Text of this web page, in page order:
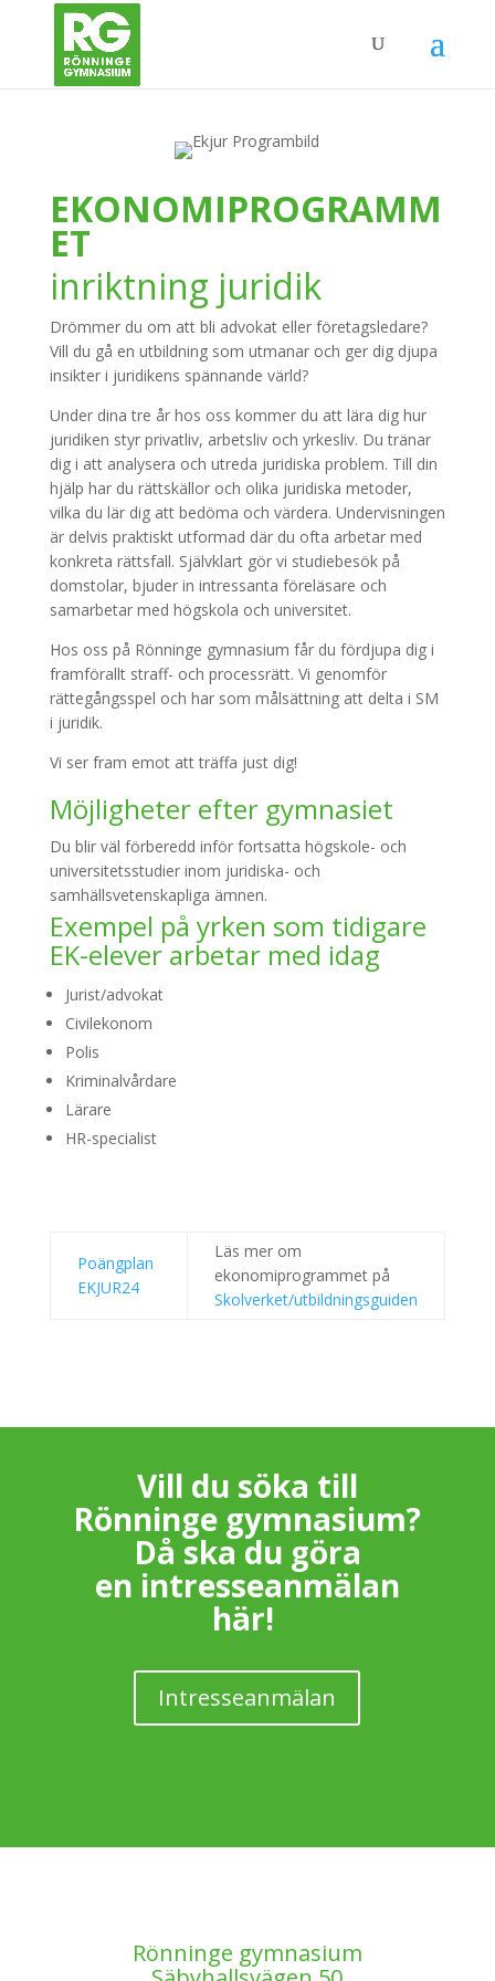
EKONOMIPROGRAMM
ET
inriktning juridik
Drömmer du om att bli advokat eller företagsledare?
Vill du gå en utbildning som utmanar och ger dig djupa
insikter i juridikens spännande värld?
Under dina tre år hos oss kommer du att lära dig hur
juridiken styr privatliv, arbetsliv och yrkesliv. Du tränar
dig i att analysera och utreda juridiska problem. Till din
hjälp har du rättskällor och olika juridiska metoder,
vilka du lär dig att bedöma och värdera. Undervisningen
är delvis praktiskt utformad där du ofta arbetar med
konkreta rättsfall. Självklart gör vi studiebesök på
domstolar, bjuder in intressanta föreläsare och
samarbetar med högskola och universitet.
Hos oss på Rönninge gymnasium får du fördjupa dig i
framförallt straff- och processrätt. Vi genomför
rättegångsspel och har som målsättning att delta i SM
i juridik.
Vi ser fram emot att träffa just dig!
Möjligheter efter gymnasiet
Du blir väl förberedd inför fortsatta högskole- och
universitetsstudier inom juridiska- och
samhällsvetenskapliga ämnen.
Exempel på yrken som tidigare
EK-elever arbetar med idag
Jurist/advokat
Civilekonom
Polis
Kriminalvårdare
Lärare
HR-specialist
Poängplan
EKJUR24
Läs mer om
ekonomiprogrammet på
Skolverket/utbildningsguiden
Vill du söka till
Rönninge gymnasium?
Då ska du göra
en intresseanmälan
här!
Intresseanmälan
Rönninge gymnasium